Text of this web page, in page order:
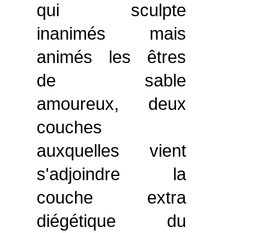
qui sculpte
inanimés mais
animés les êtres
de sable
amoureux, deux
couches
auxquelles vient
s'adjoindre la
couche extra
diégétique du